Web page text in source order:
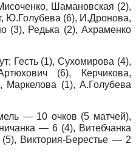
Шамановская (2),
Ю.Голубева (6), И.Дронова,
(3), Редька (2), Ахраменко
Гесть (1), Сухомирова (4),
(6), Керчикова,
Маркелова (1), А.Голубева
— 10 очков (5 матчей),
— 6 (4), Витебчанка
Виктория-Берестье — 2